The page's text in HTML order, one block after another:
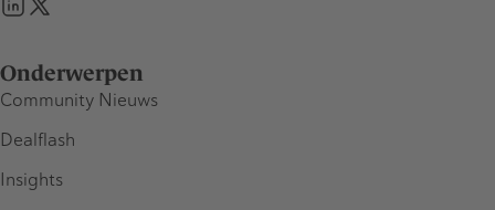
Onderwerpen
Community Nieuws
Dealflash
Insights